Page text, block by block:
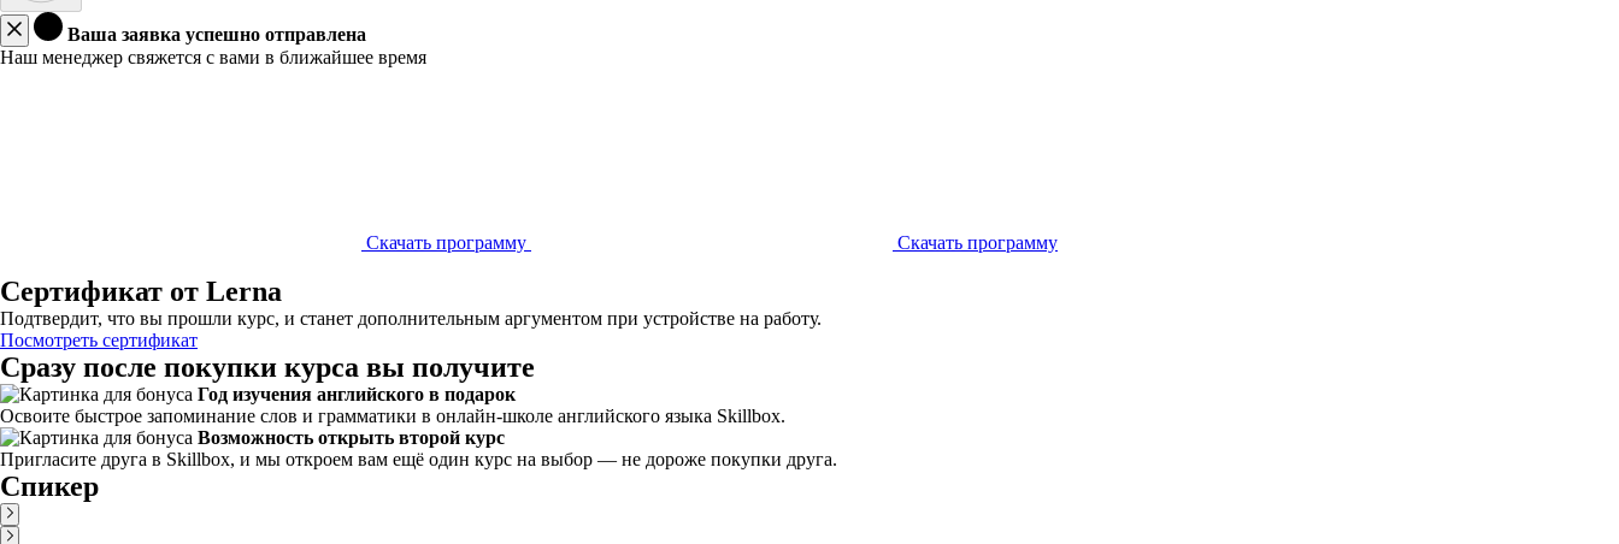
Ваша заявка успешно отправлена
Наш менеджер свяжется с вами в ближайшее время
Скачать программу Скачать программу
Сертификат от Lerna
Подтвердит, что вы прошли курс, и станет дополнительным аргументом при устройстве на работу.
Посмотреть сертификат
Сразу после покупки курса вы получите
Год изучения английского в подарок
Освоите быстрое запоминание слов и грамматики в онлайн-школе английского языка Skillbox.
Возможность открыть второй курс
Пригласите друга в Skillbox, и мы откроем вам ещё один курс на выбор — не дороже покупки друга.
Спикер